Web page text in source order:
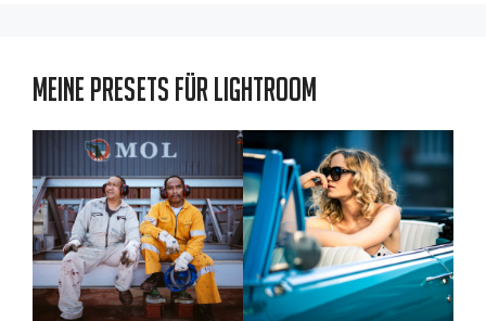
Meine Presets für Lightroom